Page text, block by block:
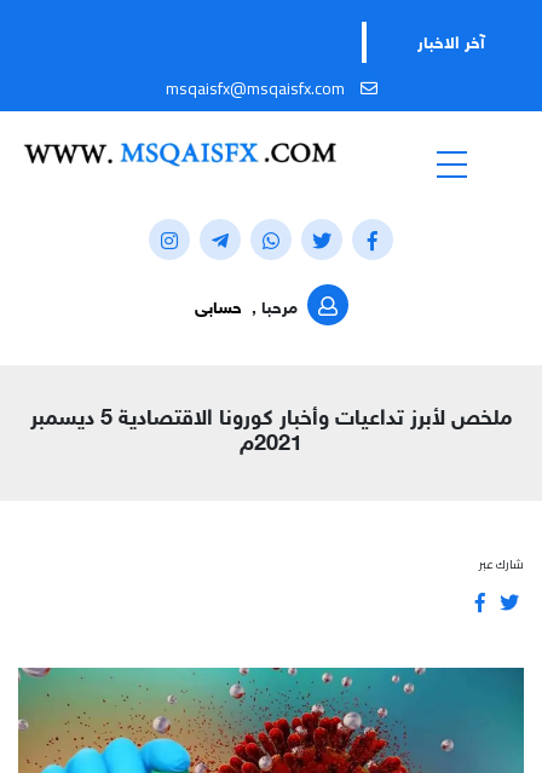
آخر الاخبار
msqaisfx@msqaisfx.com
مرحبا , حسابى
ملخص لأبرز تداعيات وأخبار كورونا الاقتصادية 5 ديسمبر
2021م
شارك عبر